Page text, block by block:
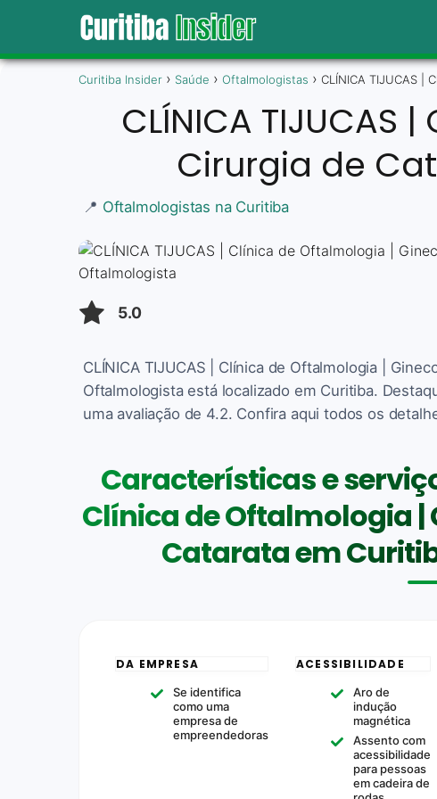
Curitiba Insider Saúde Oftalmologistas CLÍNICA TIJUCAS |
CLÍNICA
Cirurgia de
📍 Oftalmologistas na Curitiba
5.0
CLÍNICA TIJUCAS | Clínica de Oftalmologia |
Oftalmologista está localizado em Curitiba.
uma avaliação de 4.2. Confira aqui todos os
Características e
Clínica de Oftalmologia |
Catarata em
DA EMPRESA
Se identifica
como uma
empresa de
empreendedoras
ACESSIBILIDADE
Aro de
indução
magnética
Assento com
acessibilidade
para pessoas
em cadeira de